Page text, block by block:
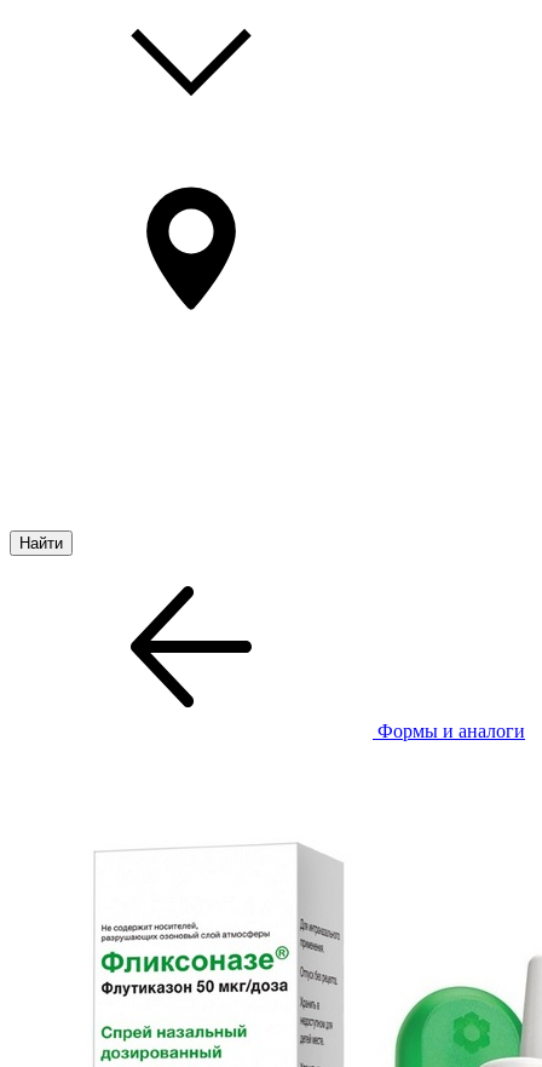
Формы и аналоги